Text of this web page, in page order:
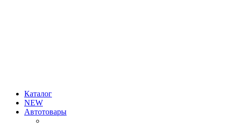
Каталог
NEW
Автотовары